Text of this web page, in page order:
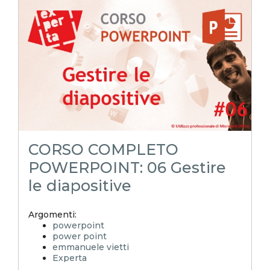
layout powerpoint
schema diapositiva
corso powerpoint
pillole powerpoint
power point trucchi
power point segreti
importare da word a powerpoint
struttura personalizzata da word
stili word
sommario word in powerpoint
powerpoint tutorial
POWERPOINToltreognilimite
word
CORSO COMPLETO
POWERPOINT: 06 Gestire
le diapositive
Argomenti:
powerpoint
power point
emmanuele vietti
Experta